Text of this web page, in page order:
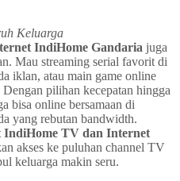
Keluarga
IndiHome Gandaria juga
Mau streaming serial favorit di
iklan, atau main game online
pilihan kecepatan hingga
bisa online bersamaan di
yang rebutan bandwidth.
IndiHome TV dan Internet
akses ke puluhan channel TV
keluarga makin seru.